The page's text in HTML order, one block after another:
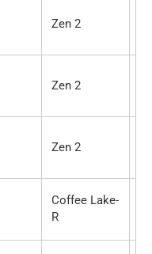
Zen 2
Zen 2
Zen 2
Coffee Lake-
R